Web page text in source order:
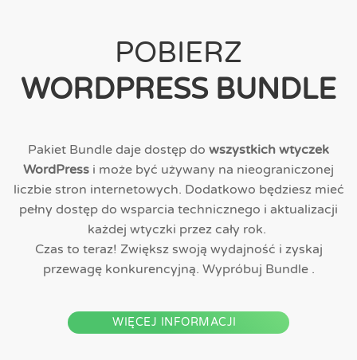
POBIERZ
WORDPRESS BUNDLE
Pakiet Bundle daje dostęp do wszystkich wtyczek
WordPress i może być używany na nieograniczonej
liczbie stron internetowych. Dodatkowo będziesz mieć
pełny dostęp do wsparcia technicznego i aktualizacji
każdej wtyczki przez cały rok.
Czas to teraz! Zwiększ swoją wydajność i zyskaj
przewagę konkurencyjną. Wypróbuj Bundle .
WIĘCEJ INFORMACJI